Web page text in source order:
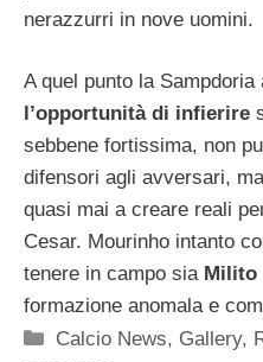
nerazzurri in nove uomini.
A quel punto la Sampdoria
l’opportunità di infierire
sebbene fortissima, non
difensori agli avversari,
quasi mai a creare reali
Cesar. Mourinho intanto
tenere in campo sia Milito
formazione anomala e
Categorie
Calcio News, Gallery,